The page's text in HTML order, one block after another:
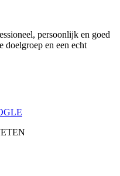
persoonlijk en goed
doelgroep en een echt